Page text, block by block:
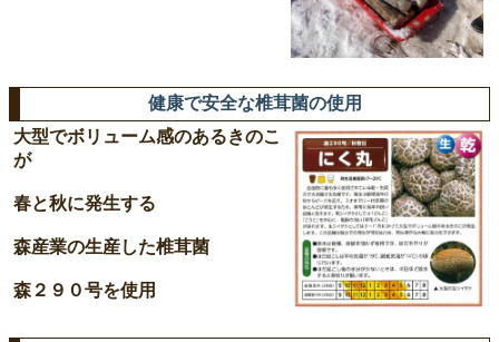
健康で安全な椎茸菌の使用
大型でボリューム感のあるきのこ
が
春と秋に発生する
森産業の生産した椎茸菌
森２９０号を使用